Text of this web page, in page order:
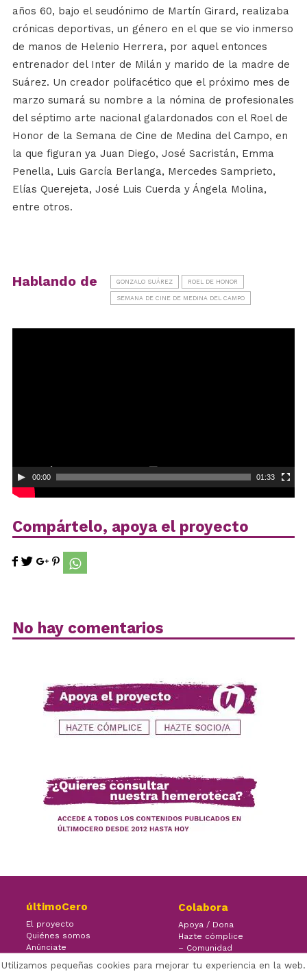
años 60, bajo el seudónimo de Martín Girard, realizaba
crónicas deportivas, un género en el que se vio inmerso
de manos de Helenio Herrera, por aquel entonces
entrenador del Inter de Milán y marido de la madre de
Suárez. Un creador polifacético que el próximo mes de
marzo sumará su nombre a la nómina de profesionales
del séptimo arte nacional galardonados con el Roel de
Honor de la Semana de Cine de Medina del Campo, en
la que figuran ya Juan Diego, José Sacristán, Emma
Penella, Luis García Berlanga, Mercedes Samprieto,
Elías Querejeta, José Luis Cuerda y Ángela Molina,
entre otros.
Hablando de GONZALO SUÁREZ ROEL DE HONOR
SEMANA DE CINE DE MEDINA DEL CAMPO
00:00 01:33
Compártelo, apoya el proyecto
No hay comentarios
últimoCero
El proyecto
Quiénes somos
Anúnciate
Colabora
Apoya / Dona
Hazte cómplice
– Comunidad
Utilizamos pequeñas cookies para mejorar tu experiencia en la web.